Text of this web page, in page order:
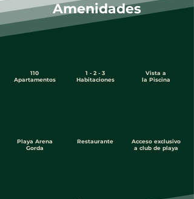
Amenidades
110
Apartamentos
Playa Arena
Gorda
1 - 2 - 3
Habitaciones
Restaurante
Vista a
la Piscina
Acceso exclusivo
a club de playa